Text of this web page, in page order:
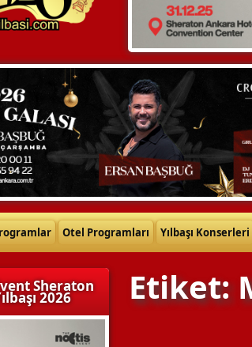
Otel Programları Yılbaşı Konserleri
Sheraton
2026
Etiket: